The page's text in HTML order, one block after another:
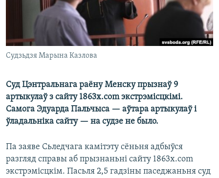
Судзьдзя Марына Казлова
Суд Цэнтральнага раёну Менску прызнаў 9
артыкулаў з сайту 1863х.com экстрэмісцкімі.
Самога Эдуарда Пальчыса — аўтара артыкулаў і
ўладальніка сайту — на судзе не было.
Па заяве Сьледчага камітэту сёньня адбыўся
разгляд справы аб прызнаньні сайту 1863х.com
экстрэмісцкім. Пасьля 2,5 гадзіны паседжаньня суд